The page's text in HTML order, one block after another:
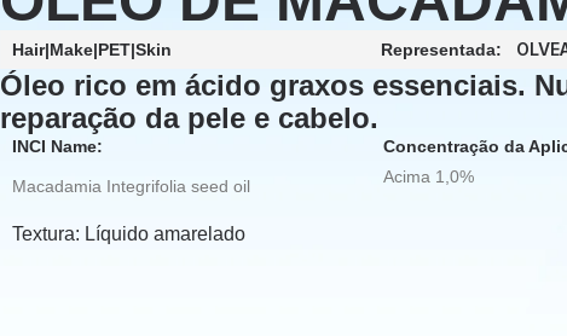
Hair|Make|PET|Skin Representada:
Óleo rico em ácido graxos essenciais.
reparação da pele e cabelo.
INCI Name:
Macadamia Integrifolia seed oil
Concentração da
Acima 1,0%
Textura: Líquido amarelado